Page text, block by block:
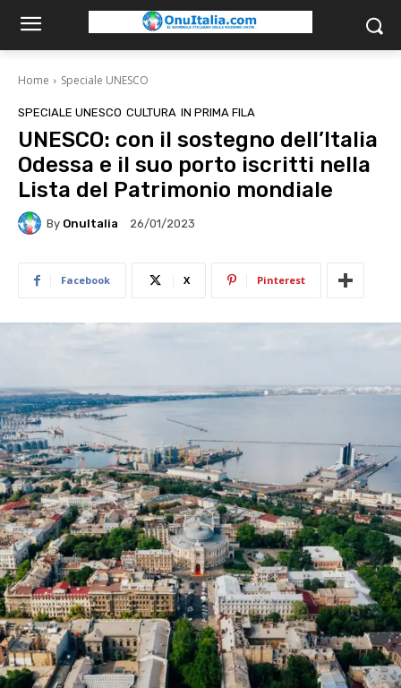
Home Speciale UNESCO
SPECIALE UNESCO CULTURA IN PRIMA FILA
UNESCO: con il sostegno dell’Italia
Odessa e il suo porto iscritti nella
Lista del Patrimonio mondiale
By OnuItalia 26/01/2023
Facebook X Pinterest